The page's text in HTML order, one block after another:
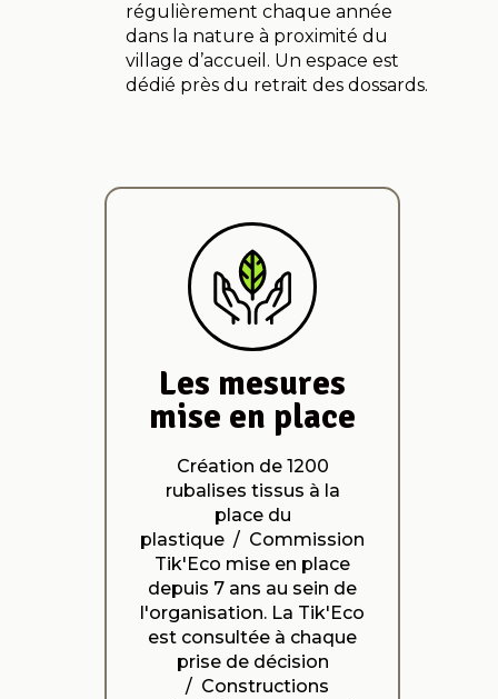
régulièrement chaque année
dans la nature à proximité du
village d’accueil. Un espace est
dédié près du retrait des dossards.
Les mesures
mise en place
Création de 1200
rubalises tissus à la
place du
plastique / Commission
Tik'Eco mise en place
depuis 7 ans au sein de
l'organisation. La Tik'Eco
est consultée à chaque
prise de décision
/ Constructions